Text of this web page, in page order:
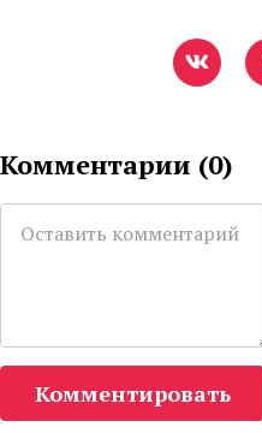
Комментарии (0)
Комментировать